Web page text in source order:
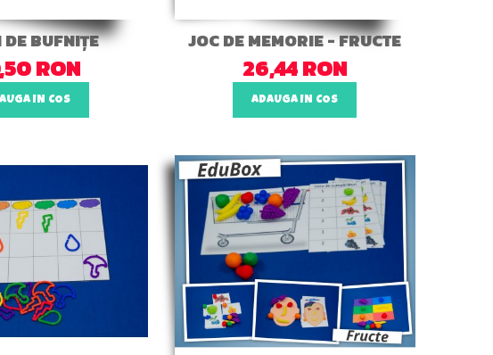
BUFNIȚE
RON
IN COS
JOC DE MEMORIE - FRUCTE
26,44 RON
ADAUGA IN COS